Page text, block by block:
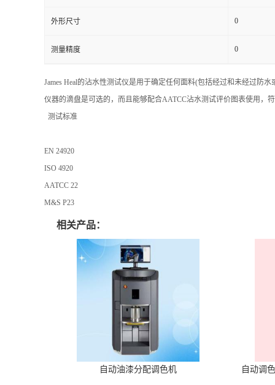
外形尺寸 0
测量精度 0
James Heal的沾水性测试仪是用于确定任何面料(包括经过和未经过防
仪器的滴盘是可选的，而且能够配合AATCC沾水测试评价图表使用，
测试标准
EN 24920
ISO 4920
AATCC 22
M&S P23
相关产品：
自动油漆分配调色机 自动调